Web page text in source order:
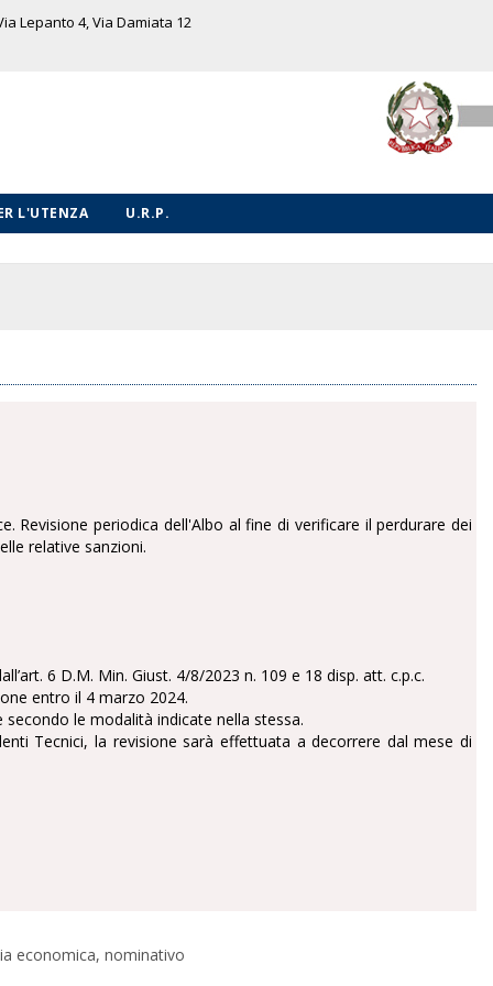
Lepanto 4, Via Damiata 12
L'UTENZA
U.R.P.
Revisione periodica dell'Albo al fine di verificare il perdurare dei
relative sanzioni.
6 D.M. Min. Giust. 4/8/2023 n. 109 e 18 disp. att. c.p.c.
entro il 4 marzo 2024.
le modalità indicate nella stessa.
Tecnici, la revisione sarà effettuata a decorrere dal mese di
economica, nominativo